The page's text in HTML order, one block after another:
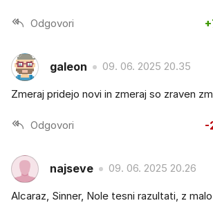
Odgovori
galeon 09. 06. 2025 20.35
Zmeraj pridejo novi in zmeraj so zraven
Odgovori -
najseve 09. 06. 2025 20.26
Alcaraz, Sinner, Nole tesni razultati, z